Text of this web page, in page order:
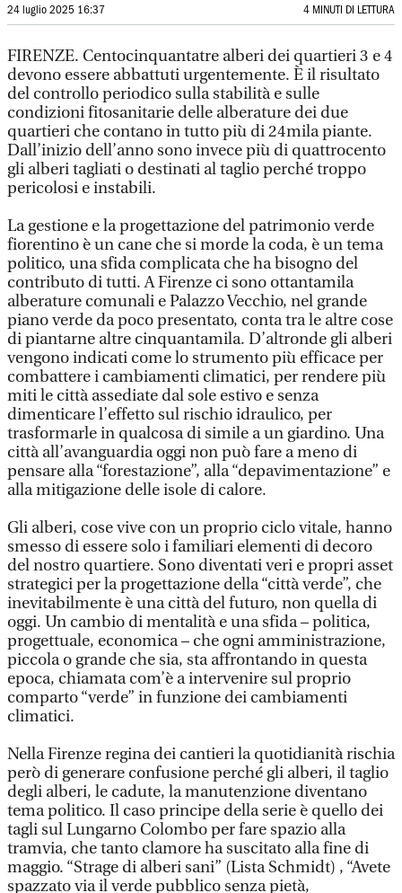
24 luglio 2025 16:37 4 MINUTI DI LETTURA
FIRENZE. Centocinquantatre alberi dei quartieri 3 e 4
devono essere abbattuti urgentemente. È il risultato
del controllo periodico sulla stabilità e sulle
condizioni fitosanitarie delle alberature dei due
quartieri che contano in tutto più di 24mila piante.
Dall’inizio dell’anno sono invece più di quattrocento
gli alberi tagliati o destinati al taglio perché troppo
pericolosi e instabili.
La gestione e la progettazione del patrimonio verde
fiorentino è un cane che si morde la coda, è un tema
politico, una sfida complicata che ha bisogno del
contributo di tutti. A Firenze ci sono ottantamila
alberature comunali e Palazzo Vecchio, nel grande
piano verde da poco presentato, conta tra le altre cose
di piantarne altre cinquantamila. D’altronde gli alberi
vengono indicati come lo strumento più efficace per
combattere i cambiamenti climatici, per rendere più
miti le città assediate dal sole estivo e senza
dimenticare l’effetto sul rischio idraulico, per
trasformarle in qualcosa di simile a un giardino. Una
città all’avanguardia oggi non può fare a meno di
pensare alla “forestazione”, alla “depavimentazione” e
alla mitigazione delle isole di calore.
Gli alberi, cose vive con un proprio ciclo vitale, hanno
smesso di essere solo i familiari elementi di decoro
del nostro quartiere. Sono diventati veri e propri asset
strategici per la progettazione della “città verde”, che
inevitabilmente è una città del futuro, non quella di
oggi. Un cambio di mentalità e una sfida – politica,
progettuale, economica – che ogni amministrazione,
piccola o grande che sia, sta affrontando in questa
epoca, chiamata com’è a intervenire sul proprio
comparto “verde” in funzione dei cambiamenti
climatici.
Nella Firenze regina dei cantieri la quotidianità rischia
però di generare confusione perché gli alberi, il taglio
degli alberi, le cadute, la manutenzione diventano
tema politico. Il caso principe della serie è quello dei
tagli sul Lungarno Colombo per fare spazio alla
tramvia, che tanto clamore ha suscitato alla fine di
maggio. “Strage di alberi sani” (Lista Schmidt) , “Avete
spazzato via il verde pubblico senza pietà,